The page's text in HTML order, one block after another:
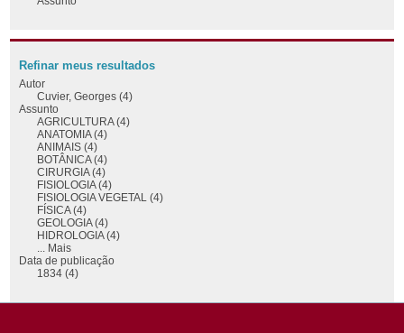
Refinar meus resultados
Autor
Cuvier, Georges (4)
Assunto
AGRICULTURA (4)
ANATOMIA (4)
ANIMAIS (4)
BOTÂNICA (4)
CIRURGIA (4)
FISIOLOGIA (4)
FISIOLOGIA VEGETAL (4)
FÍSICA (4)
GEOLOGIA (4)
HIDROLOGIA (4)
... Mais
Data de publicação
1834 (4)